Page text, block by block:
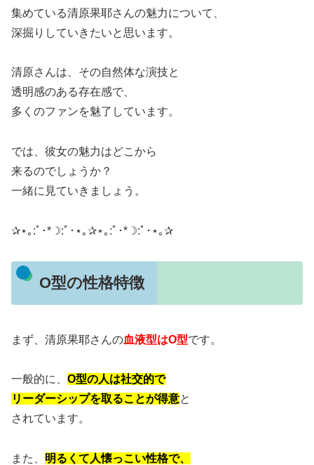
集めている清原果耶さんの魅力について、
深掘りしていきたいと思います。
清原さんは、その自然体な演技と
透明感のある存在感で、
多くのファンを魅了しています。
では、彼女の魅力はどこから
来るのでしょうか？
一緒に見ていきましょう。
✰⋆｡:ﾟ･*☽:ﾟ･⋆｡✰⋆｡:ﾟ･*☽:ﾟ･⋆｡✰
O型の性格特徴
まず、清原果耶さんの血液型はO型です。
一般的に、 O型の人は社交的で
リーダーシップを取ることが得意と
されています。
また、 明るくて人懐っこい性格で、